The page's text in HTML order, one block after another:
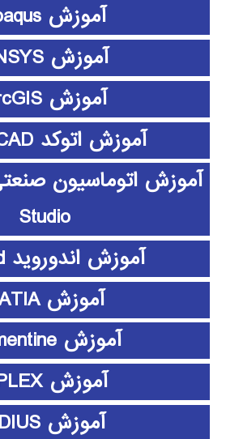
آموزش abaqus
آموزش ANSYS
آموزش ArcGIS
آموزش اتوکد AUTOCAD
Studio
آموزش اندوروید android
آموزش CATIA
آموزش clementine
آموزش CPLEX
آموزش EDIUS